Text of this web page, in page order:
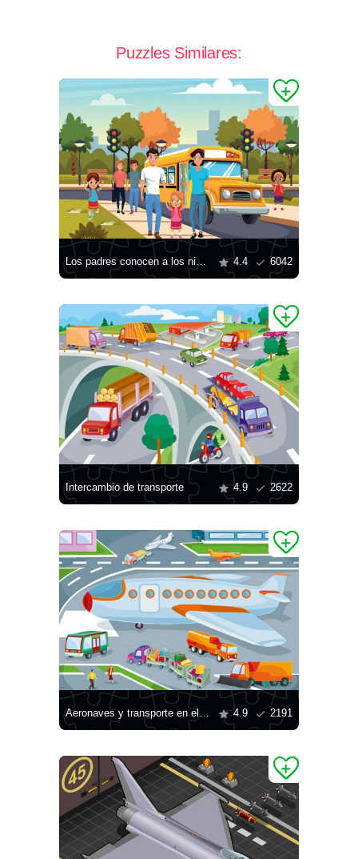
Puzzles Similares:
Los padres conocen a los niños de la escuela 4.4 6042
Intercambio de transporte 4.9 2622
Aeronaves y transporte en el aeropuerto. 4.9 2191